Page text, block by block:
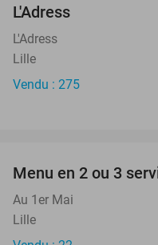
L'Adress
L'Adress
Lille
Vendu : 275
Menu en 2 ou 3
Au 1er Mai
Lille